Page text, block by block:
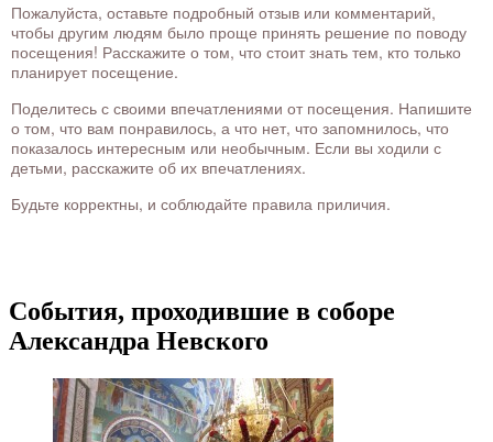
Пожалуйста, оставьте подробный отзыв или комментарий,
чтобы другим людям было проще принять решение по поводу
посещения! Расскажите о том, что стоит знать тем, кто только
планирует посещение.
Поделитесь с своими впечатлениями от посещения. Напишите
о том, что вам понравилось, а что нет, что запомнилось, что
показалось интересным или необычным. Если вы ходили с
детьми, расскажите об их впечатлениях.
Будьте корректны, и соблюдайте правила приличия.
События, проходившие в соборе
Александра Невского